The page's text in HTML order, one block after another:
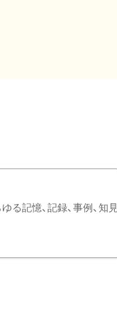
記憶、記録、事例、知見